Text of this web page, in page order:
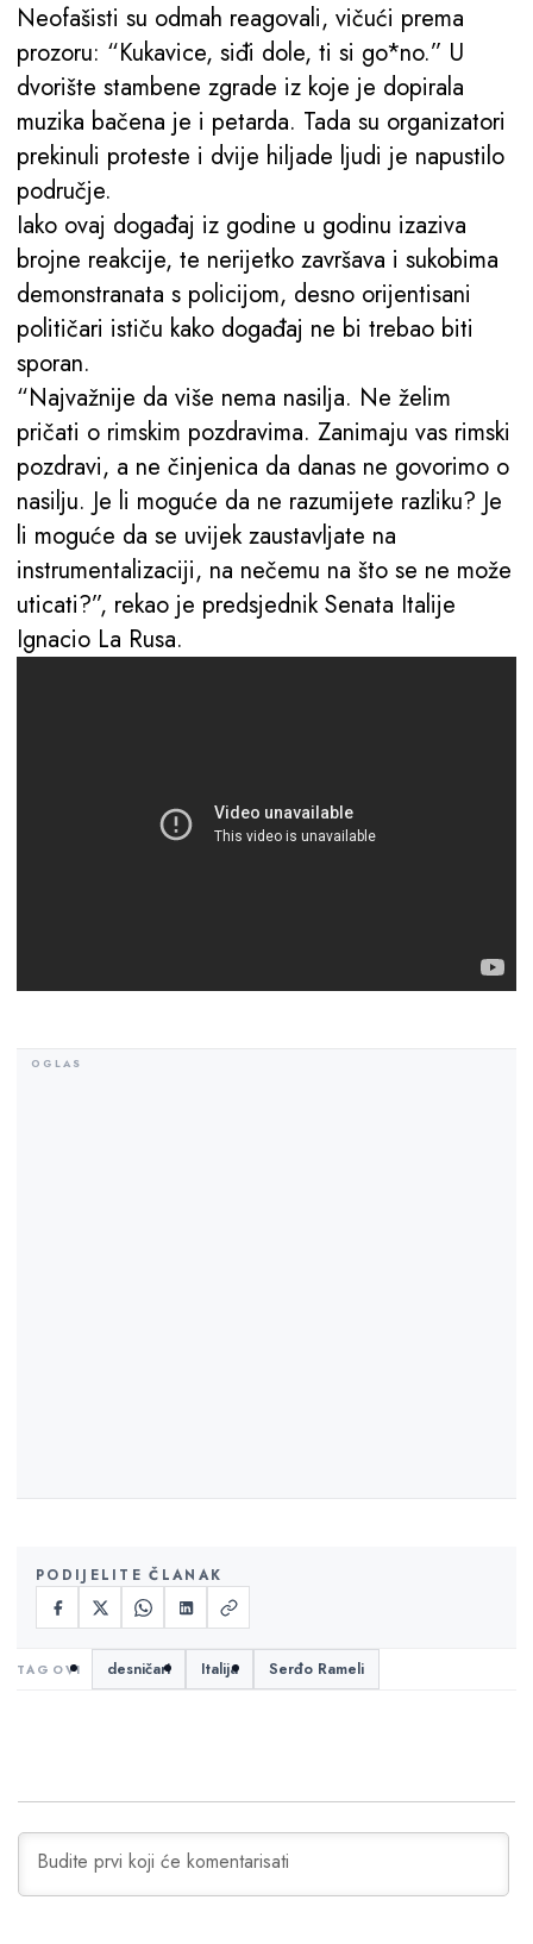
Neofašisti su odmah reagovali, vičući prema
prozoru: “Kukavice, siđi dole, ti si go*no.” U
dvorište stambene zgrade iz koje je dopirala
muzika bačena je i petarda. Tada su organizatori
prekinuli proteste i dvije hiljade ljudi je napustilo
područje.
Iako ovaj događaj iz godine u godinu izaziva
brojne reakcije, te nerijetko završava i sukobima
demonstranata s policijom, desno orijentisani
političari ističu kako događaj ne bi trebao biti
sporan.
“Najvažnije da više nema nasilja. Ne želim
pričati o rimskim pozdravima. Zanimaju vas rimski
pozdravi, a ne činjenica da danas ne govorimo o
nasilju. Je li moguće da ne razumijete razliku? Je
li moguće da se uvijek zaustavljate na
instrumentalizaciji, na nečemu na što se ne može
uticati?”, rekao je predsjednik Senata Italije
Ignacio La Rusa.
PODIJELITE ČLANAK
desničari Italija Serđo Rameli